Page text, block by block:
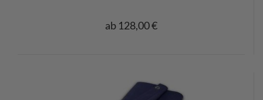
ab 128,00 €